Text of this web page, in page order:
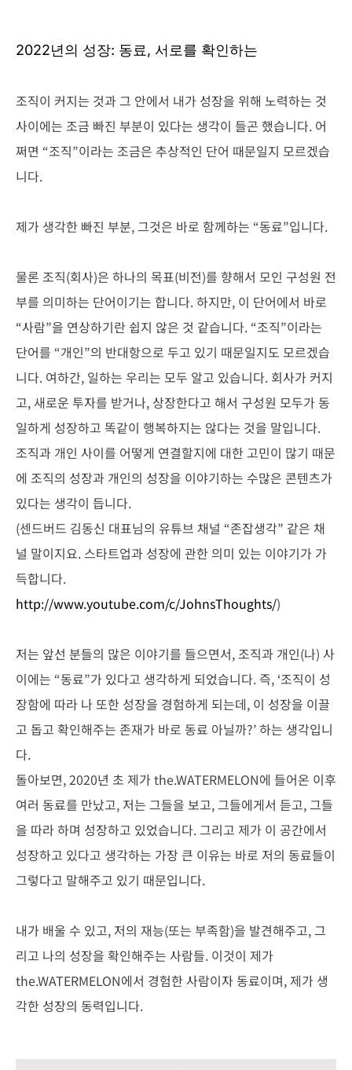
2022년의 성장: 동료, 서로를 확인하는
조직이 커지는 것과 그 안에서 내가 성장을 위해 노력하는 것
사이에는 조금 빠진 부분이 있다는 생각이 들곤 했습니다. 어
쩌면 “조직”이라는 조금은 추상적인 단어 때문일지 모르겠습
니다.
제가 생각한 빠진 부분, 그것은 바로 함께하는 “동료”입니다.
물론 조직(회사)은 하나의 목표(비전)를 향해서 모인 구성원 전
부를 의미하는 단어이기는 합니다. 하지만, 이 단어에서 바로
“사람”을 연상하기란 쉽지 않은 것 같습니다. “조직”이라는
단어를 “개인”의 반대항으로 두고 있기 때문일지도 모르겠습
니다. 여하간, 일하는 우리는 모두 알고 있습니다. 회사가 커지
고, 새로운 투자를 받거나, 상장한다고 해서 구성원 모두가 동
일하게 성장하고 똑같이 행복하지는 않다는 것을 말입니다.
조직과 개인 사이를 어떻게 연결할지에 대한 고민이 많기 때문
에 조직의 성장과 개인의 성장을 이야기하는 수많은 콘텐츠가
있다는 생각이 듭니다.
(센드버드 김동신 대표님의 유튜브 채널 “존잡생각” 같은 채
널 말이지요. 스타트업과 성장에 관한 의미 있는 이야기가 가
득합니다.
http://www.youtube.com/c/JohnsThoughts/)
저는 앞선 분들의 많은 이야기를 들으면서, 조직과 개인(나) 사
이에는 “동료”가 있다고 생각하게 되었습니다. 즉, ‘조직이 성
장함에 따라 나 또한 성장을 경험하게 되는데, 이 성장을 이끌
고 돕고 확인해주는 존재가 바로 동료 아닐까?’ 하는 생각입니
다.
돌아보면, 2020년 초 제가 the.WATERMELON에 들어온 이후
여러 동료를 만났고, 저는 그들을 보고, 그들에게서 듣고, 그들
을 따라 하며 성장하고 있었습니다. 그리고 제가 이 공간에서
성장하고 있다고 생각하는 가장 큰 이유는 바로 저의 동료들이
그렇다고 말해주고 있기 때문입니다.
내가 배울 수 있고, 저의 재능(또는 부족함)을 발견해주고, 그
리고 나의 성장을 확인해주는 사람들. 이것이 제가
the.WATERMELON에서 경험한 사람이자 동료이며, 제가 생
각한 성장의 동력입니다.